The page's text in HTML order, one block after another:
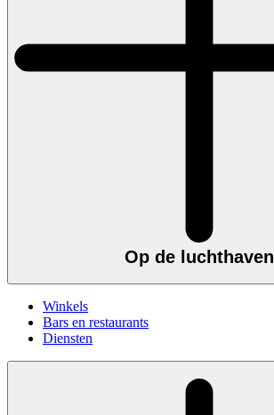
Op de luchthaven
Winkels
Bars en restaurants
Diensten